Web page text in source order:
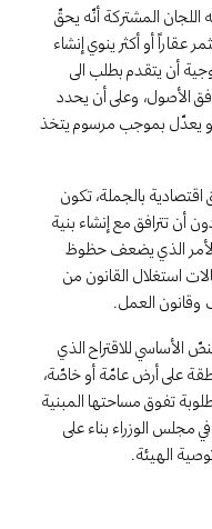
اللجان المشتركة أنّه يحقّ
أو أكثر ينوي إنشاء
أن يتقدم بطلب الى
الأصول، وعلى أن يحدد
يعدّل بموجب مرسوم يتخذ
اقتصادية بالجملة، تكون
أن تترافق مع إنشاء بنية
الأمر الذي يضعف حظوظ
استغلال القانون من
وقانون العمل.
الأساسي للاقتراح الذي
على أرض عامّة أو خاصّة،
تفوق مساحتها المبنية
الوزراء بناء على
الهيئة.